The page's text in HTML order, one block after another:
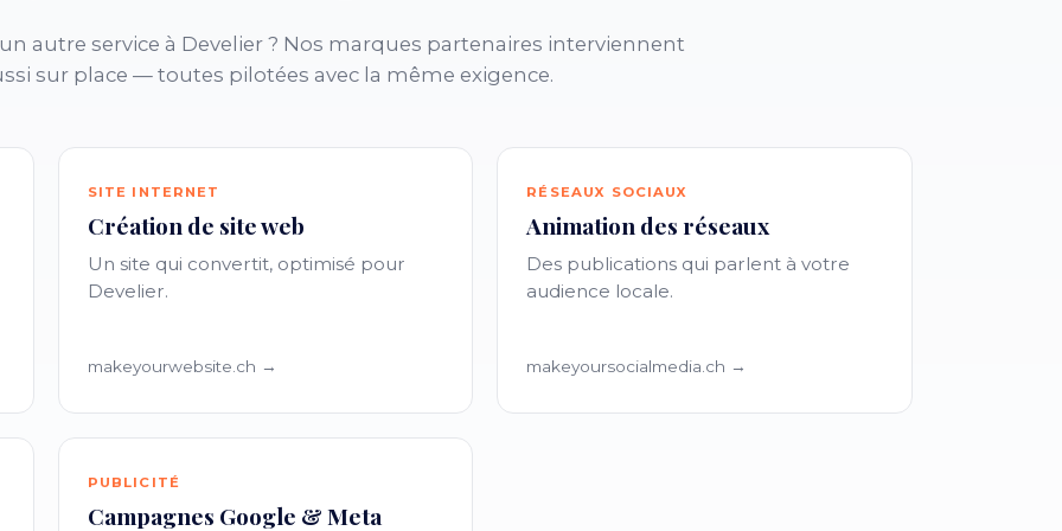
autre service à Develier ? Nos marques partenaires interviennent
sur place — toutes pilotées avec la même exigence.
SITE INTERNET
Création de site web
Un site qui convertit, optimisé pour
Develier.
makeyourwebsite.ch →
RÉSEAUX SOCIAUX
Animation des réseaux
Des publications qui parlent à votre
audience locale.
makeyoursocialmedia.ch →
PUBLICITÉ
Campagnes Google & Meta